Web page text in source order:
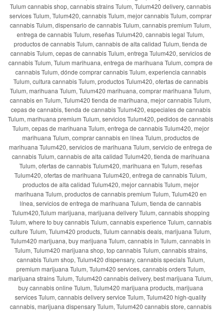
Tulum cannabis shop, cannabis strains Tulum, Tulum420 delivery, cannabis
services Tulum, Tulum420, cannabis Tulum, mejor cannabis Tulum, comprar
cannabis Tulum, dispensario de cannabis Tulum, cannabis premium Tulum,
entrega de cannabis Tulum, reseñas Tulum420, cannabis legal Tulum,
productos de cannabis Tulum, cannabis de alta calidad Tulum, tienda de
cannabis Tulum, cepas de cannabis Tulum, entrega Tulum420, servicios de
cannabis Tulum, Tulum marihuana, entrega de marihuana Tulum, compra de
cannabis Tulum, dónde comprar cannabis Tulum, experiencia cannabis
Tulum, cultura cannabis Tulum, productos Tulum420, ofertas de cannabis
Tulum, marihuana Tulum, Tulum420 marihuana, comprar marihuana Tulum,
cannabis en Tulum, Tulum420 tienda de marihuana, mejor cannabis Tulum,
cepas de cannabis, tienda de cannabis Tulum420, especiales de cannabis
Tulum, marihuana premium Tulum, servicios Tulum420, pedidos de cannabis
Tulum, cepas de marihuana Tulum, entrega de cannabis Tulum420, mejor
marihuana Tulum, comprar cannabis en línea Tulum, productos de
marihuana Tulum420, servicios de marihuana Tulum, servicio de entrega de
cannabis Tulum, cannabis de alta calidad Tulum420, tienda de marihuana
Tulum, ofertas de cannabis Tulum420, marihuana en Tulum, reseñas
Tulum420, ofertas de marihuana Tulum420, entrega de cannabis Tulum,
productos de alta calidad Tulum420, mejor cannabis Tulum, mejor
marihuana Tulum, productos de cannabis premium Tulum, Tulum420 en
línea, servicios de entrega de marihuana Tulum, tienda de cannabis
Tulum420,Tulum marijuana, marijuana delivery Tulum, cannabis shopping
Tulum, where to buy cannabis Tulum, cannabis experience Tulum, cannabis
culture Tulum, Tulum420 products, Tulum cannabis deals, marijuana Tulum,
Tulum420 marijuana, buy marijuana Tulum, cannabis in Tulum, cannabis in
Tulum, Tulum420 marijuana shop, top cannabis Tulum, cannabis strains,
cannabis Tulum shop, Tulum420 dispensary, cannabis specials Tulum,
premium marijuana Tulum, Tulum420 services, cannabis orders Tulum,
marijuana strains Tulum, Tulum420 cannabis delivery, best marijuana Tulum,
buy cannabis online Tulum, Tulum420 marijuana products, marijuana
services Tulum, cannabis delivery service Tulum, Tulum420 high-quality
cannabis, marijuana dispensary Tulum, Tulum420 cannabis store, cannabis